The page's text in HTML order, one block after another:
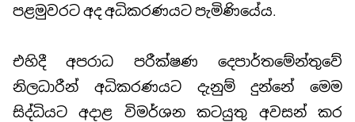
පළමුවරට අද අධිකරණයට පැමිණියේය.
එහිදී අපරාධ පරීක්ෂණ දෙපාර්තමේන්තුවේ
නිලධාරීන් අධිකරණයට දැනුම් දුන්නේ මෙම
සිද්ධියට අදාළ විමර්ශන කටයුතු අවසන් කර